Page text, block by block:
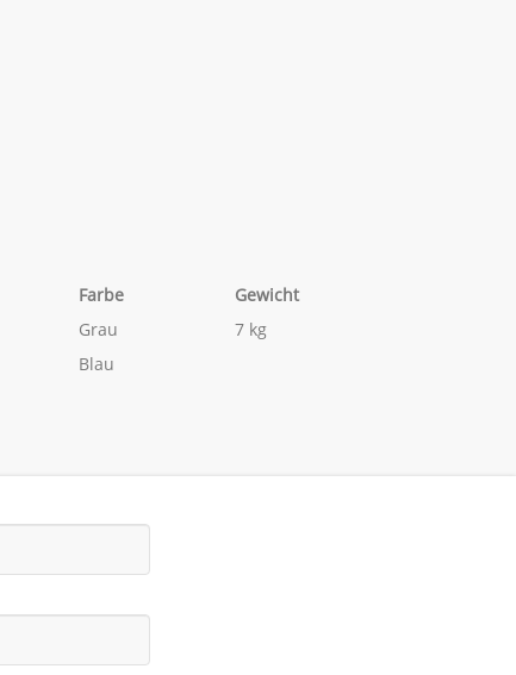
Farbe
Gewicht
Grau
7 kg
Blau